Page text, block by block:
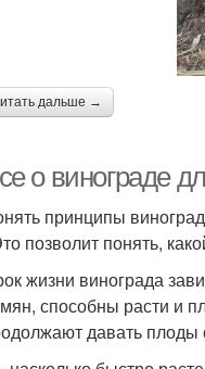
дальше →
о винограде
принципы
позволит понять,
жизни винограда
способны расти и
давать плоды